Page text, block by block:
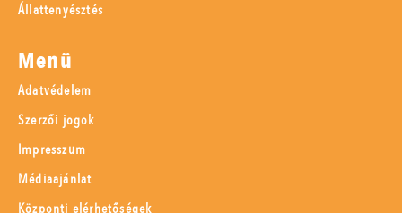
Állattenyésztés
Menü
Adatvédelem
Szerzői jogok
Impresszum
Médiaajánlat
Központi elérhetőségek